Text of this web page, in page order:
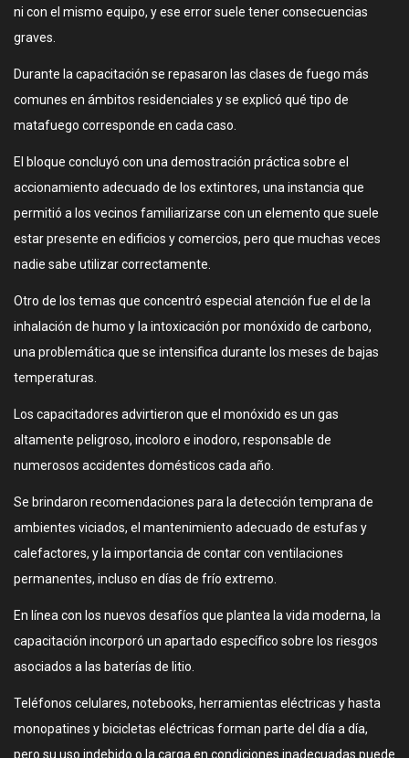
ni con el mismo equipo, y ese error suele tener consecuencias
graves.
Durante la capacitación se repasaron las clases de fuego más
comunes en ámbitos residenciales y se explicó qué tipo de
matafuego corresponde en cada caso.
El bloque concluyó con una demostración práctica sobre el
accionamiento adecuado de los extintores, una instancia que
permitió a los vecinos familiarizarse con un elemento que suele
estar presente en edificios y comercios, pero que muchas veces
nadie sabe utilizar correctamente.
Otro de los temas que concentró especial atención fue el de la
inhalación de humo y la intoxicación por monóxido de carbono,
una problemática que se intensifica durante los meses de bajas
temperaturas.
Los capacitadores advirtieron que el monóxido es un gas
altamente peligroso, incoloro e inodoro, responsable de
numerosos accidentes domésticos cada año.
Se brindaron recomendaciones para la detección temprana de
ambientes viciados, el mantenimiento adecuado de estufas y
calefactores, y la importancia de contar con ventilaciones
permanentes, incluso en días de frío extremo.
En línea con los nuevos desafíos que plantea la vida moderna, la
capacitación incorporó un apartado específico sobre los riesgos
asociados a las baterías de litio.
Teléfonos celulares, notebooks, herramientas eléctricas y hasta
monopatines y bicicletas eléctricas forman parte del día a día,
pero su uso indebido o la carga en condiciones inadecuadas puede